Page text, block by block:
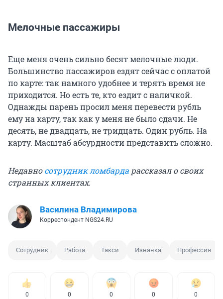
Мелочные пассажиры
Еще меня очень сильно бесят мелочные люди.
Большинство пассажиров ездят сейчас с оплатой
по карте: так намного удобнее и терять время не
приходится. Но есть те, кто ездит с наличкой.
Однажды парень просил меня перевести рубль
ему на карту, так как у меня не было сдачи. Не
десять, не двадцать, не тридцать. Один рубль. На
карту. Масштаб абсурдности представить сложно.
Недавносотрудник ломбарда рассказал о своих
странных клиентах.
Василина Владимирова
Корреспондент NGS24.RU
Сотрудник Работа Такси Изнанка Профессия
0 0 0 0 0